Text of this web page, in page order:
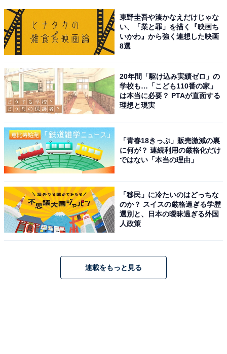
東野圭吾や湊かなえだけじゃな
い、「業と罪」を描く『映画ち
いかわ』から強く連想した映画
8選
20年間「駆け込み実績ゼロ」の
学校も…「こども110番の家」
は本当に必要？ PTAが直面する
理想と現実
「青春18きっぷ」販売激減の裏
に何が？ 連続利用の厳格化だけ
ではない「本当の理由」
「移民」に冷たいのはどっちな
のか？ スイスの厳格過ぎる学歴
選別と、日本の曖昧過ぎる外国
人政策
連載をもっと見る